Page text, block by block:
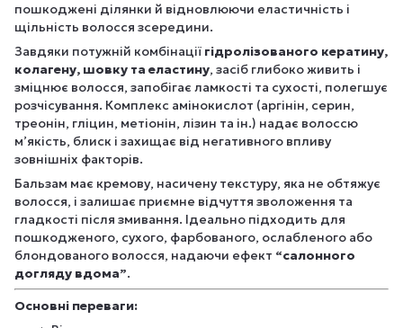
пошкоджені ділянки й відновлюючи еластичність і
щільність волосся зсередини.
Завдяки потужній комбінації гідролізованого кератину,
колагену, шовку та еластину, засіб глибоко живить і
зміцнює волосся, запобігає ламкості та сухості, полегшує
розчісування. Комплекс амінокислот (аргінін, серин,
треонін, гліцин, метіонін, лізин та ін.) надає волоссю
м’якість, блиск і захищає від негативного впливу
зовнішніх факторів.
Бальзам має кремову, насичену текстуру, яка не обтяжує
волосся, і залишає приємне відчуття зволоження та
гладкості після змивання. Ідеально підходить для
пошкодженого, сухого, фарбованого, ослабленого або
блондованого волосся, надаючи ефект “салонного
догляду вдома”.
Основні переваги: